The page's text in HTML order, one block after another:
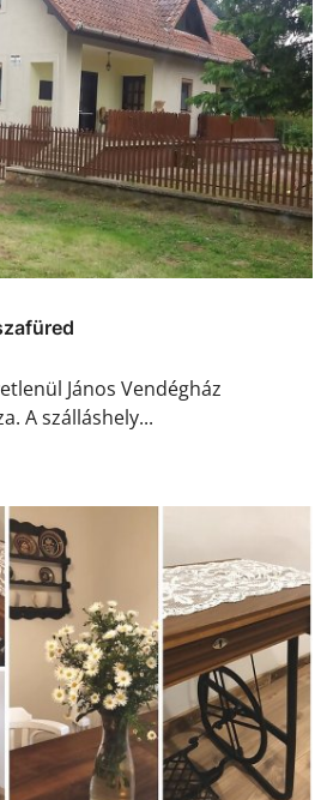
János Vendégház
A szálláshely...